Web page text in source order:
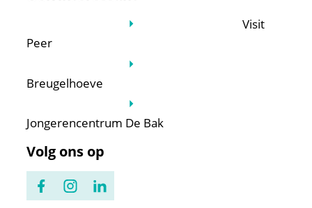
Visit
Peer
Breugelhoeve
Jongerencentrum De Bak
Volg ons op
FacebookInstagramLinkedIn